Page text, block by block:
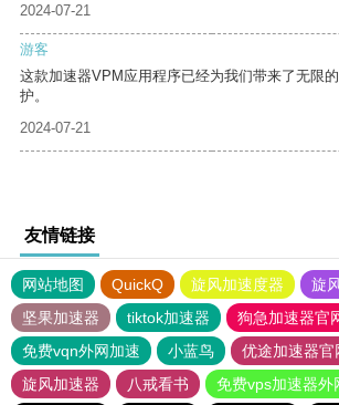
2024-07-21
游客
这款加速器VPM应用程序已经为我们带来了无限
护。
2024-07-21
友情链接
网站地图 QuickQ 旋风加速度器 旋
坚果加速器
tiktok加速器
狗急加速器官
免费vqn外网加速
小蓝鸟 优途加速器官
旋风加速器
八戒看书
免费vps加速器外